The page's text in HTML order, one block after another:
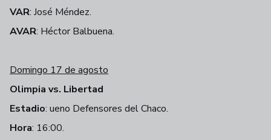
VAR: José Méndez.
AVAR: Héctor Balbuena.
Domingo 17 de agosto
Olimpia vs. Libertad
Estadio: ueno Defensores del Chaco.
Hora: 16:00.